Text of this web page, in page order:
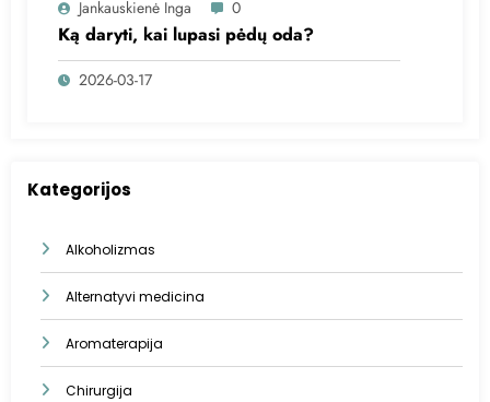
Jankauskienė Inga 0
Ką daryti, kai lupasi pėdų oda?
2026-03-17
Kategorijos
Alkoholizmas
Alternatyvi medicina
Aromaterapija
Chirurgija